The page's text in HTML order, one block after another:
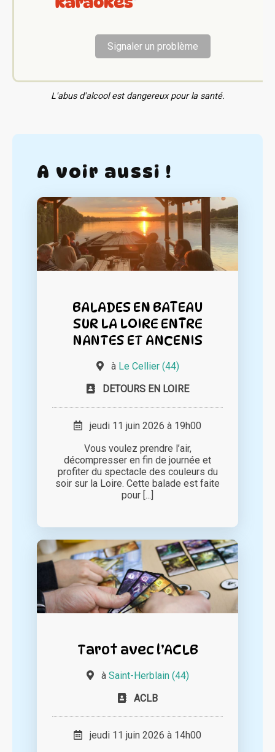
Signaler un problème
L'abus d'alcool est dangereux pour la santé.
A voir aussi !
BALADES EN BATEAU
SUR LA LOIRE ENTRE
NANTES ET ANCENIS
à Le Cellier (44)
DETOURS EN LOIRE
jeudi 11 juin 2026 à 19h00
Vous voulez prendre l’air,
décompresser en fin de journée et
profiter du spectacle des couleurs du
soir sur la Loire. Cette balade est faite
pour [...]
Tarot avec l’ACLB
à Saint-Herblain (44)
ACLB
jeudi 11 juin 2026 à 14h00